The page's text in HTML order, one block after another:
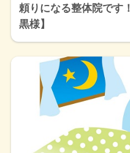
頼りになる整体院です
黒様】